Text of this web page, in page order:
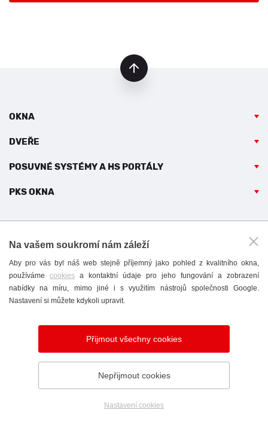
OKNA
DVEŘE
POSUVNÉ SYSTÉMY A HS PORTÁLY
PKS OKNA
SKUPINA FIREM PKS
PKS okna na YouTube
© PKS okna a.s.
591 01 Žďár nad Sázavou
Poptávka
Na vašem soukromí nám záleží
Aby pro vás byl náš web stejně příjemný jako pohled z kvalitního okna,
používáme cookies a kontaktní údaje pro jeho fungování a zobrazení
nabídky na míru, mimo jiné i s využitím nástrojů společnosti Google.
Nastavení si můžete kdykoli upravit.
Přijmout všechny cookies
Nepřijmout cookies
Nastavení cookies